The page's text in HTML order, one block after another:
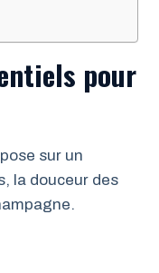
pour
sur un
la douceur des